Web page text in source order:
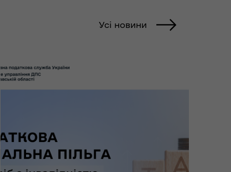
Усі новини